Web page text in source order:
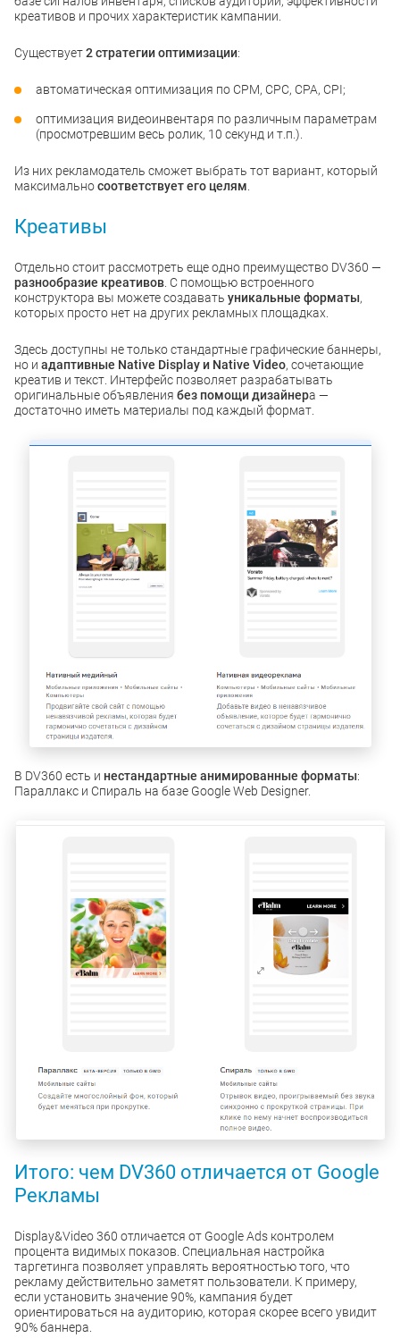
креативов и прочих характеристик кампании.
Существует2 стратегии оптимизации:
автоматическая оптимизация по СРМ, СРС, СРА, CPI;
оптимизация видеоинвентаря по различным параметрам
(просмотревшим весь ролик, 10 секунд и т.п.).
Из них рекламодатель сможет выбрать тот вариант, который
максимальносоответствует его целям.
Креативы
Отдельно стоит рассмотреть еще одно преимущество DV360 —
разнообразие креативов. С помощью встроенного
конструктора вы можете создавать уникальные форматы,
которых просто нет на других рекламных площадках.
Здесь доступны не только стандартные графические баннеры,
но и адаптивные Native Display и Native Video, сочетающие
креатив и текст. Интерфейс позволяет разрабатывать
оригинальные объявления без помощи дизайнера —
достаточно иметь материалы под каждый формат.
В DV360 есть и нестандартные анимированные форматы:
Параллакс и Спираль на базе Google Web Designer.
Итого: чем DV360 отличается от Google
Рекламы
Display&Video 360 отличается от Google Ads контролем
процента видимых показов. Специальная настройка
таргетинга позволяет управлять вероятностью того, что
рекламу действительно заметят пользователи. К примеру,
если установить значение 90%, кампания будет
ориентироваться на аудиторию, которая скорее всего увидит
90% баннера.